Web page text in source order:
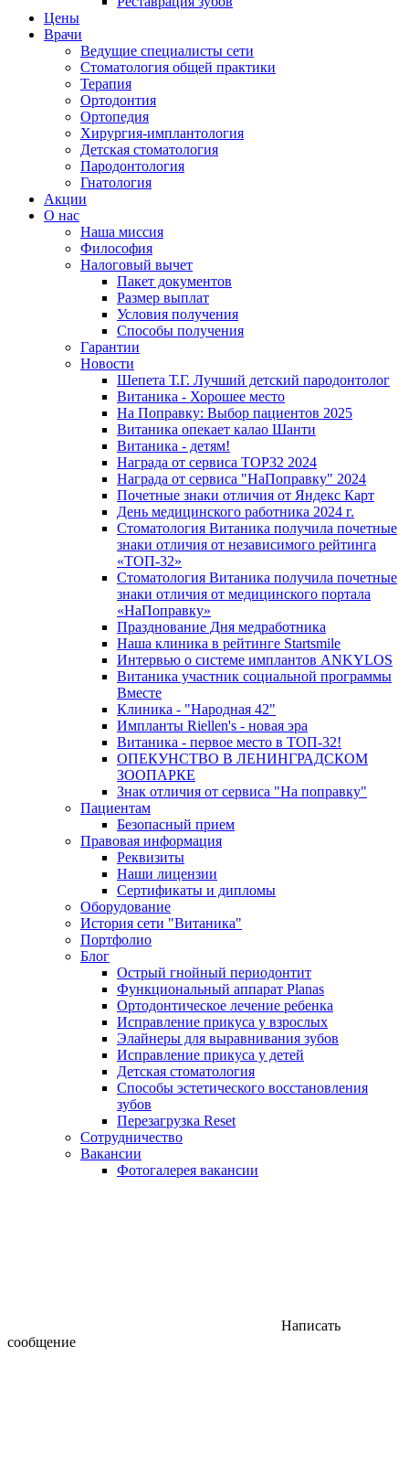
Цены
Врачи
Ведущие специалисты сети
Стоматология общей практики
Терапия
Ортодонтия
Ортопедия
Хирургия-имплантология
Детская стоматология
Пародонтология
Гнатология
Акции
О нас
Наша миссия
Философия
Налоговый вычет
Пакет документов
Размер выплат
Условия получения
Способы получения
Гарантии
Новости
Шепета Т.Г. Лучший детский пародонтолог
Витаника - Хорошее место
На Поправку: Выбор пациентов 2025
Витаника опекает калао Шанти
Витаника - детям!
Награда от сервиса TOP32 2024
Награда от сервиса "НаПоправку" 2024
Почетные знаки отличия от Яндекс Карт
День медицинского работника 2024 г.
Стоматология Витаника получила почетные
знаки отличия от независимого рейтинга
«ТОП-32»
Стоматология Витаника получила почетные
знаки отличия от медицинского портала
«НаПоправку»
Празднование Дня медработника
Наша клиника в рейтинге Startsmile
Интервью о системе имплантов ANKYLOS
Витаника участник социальной программы
Вместе
Клиника - "Народная 42"
Импланты Riellen's - новая эра
Витаника - первое место в ТОП-32!
ОПЕКУНСТВО В ЛЕНИНГРАДСКОМ
ЗООПАРКЕ
Знак отличия от сервиса "На поправку"
Пациентам
Безопасный прием
Правовая информация
Реквизиты
Наши лицензии
Сертификаты и дипломы
Оборудование
История сети "Витаника"
Портфолио
Блог
Острый гнойный периодонтит
Функциональный аппарат Planas
Ортодонтическое лечение ребенка
Исправление прикуса у взрослых
Элайнеры для выравнивания зубов
Исправление прикуса у детей
Детская стоматология
Способы эстетического восстановления
зубов
Перезагрузка Reset
Сотрудничество
Вакансии
Фотогалерея вакансии
Написать
сообщение